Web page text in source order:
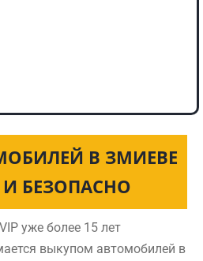
В ЗМИЕВЕ
БЕЗОПАСНО
уже более 15 лет
выкупом автомобилей в